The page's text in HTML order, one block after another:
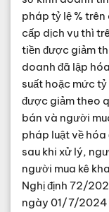
pháp tỷ lệ %
cấp dịch vụ thì
tiền được giảm
doanh đã lập
suất hoặc mức
được giảm theo
bán và người
pháp luật về
sau khi xử lý,
người mua kê
Nghị định 72/
ngày 01/7/2024